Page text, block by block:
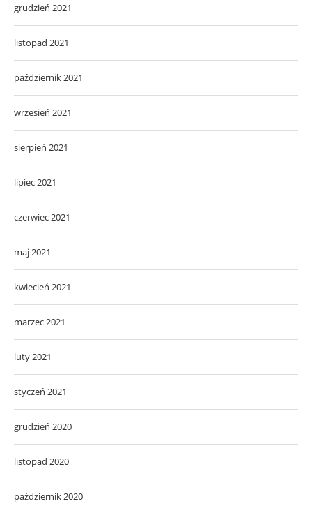
grudzień 2021
listopad 2021
październik 2021
wrzesień 2021
sierpień 2021
lipiec 2021
czerwiec 2021
maj 2021
kwiecień 2021
marzec 2021
luty 2021
styczeń 2021
grudzień 2020
listopad 2020
październik 2020